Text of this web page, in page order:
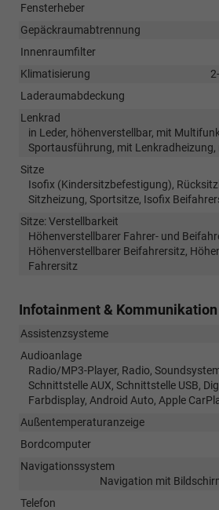
Fensterheber
Gepäckraumabtrennung
Innenraumfilter
Klimatisierung
Laderaumabdeckung
Lenkrad
in Leder, höhenverstellbar, mit
Sportausführung, mit Lenkradheizung,
Sitze
Isofix (Kindersitzbefestigung),
Sitzheizung, Sportsitze, Isofix
Sitze: Verstellbarkeit
Höhenverstellbarer Fahrer- und
Höhenverstellbarer Beifahrersitz,
Fahrersitz
Infotainment & Kommunikation
Assistenzsysteme
Audioanlage
Radio/MP3-Player, Radio,
Schnittstelle AUX, Schnittstelle USB,
Farbdisplay, Android Auto, Apple
Außentemperaturanzeige
Bordcomputer
Navigationssystem
Navigation mit
Telefon